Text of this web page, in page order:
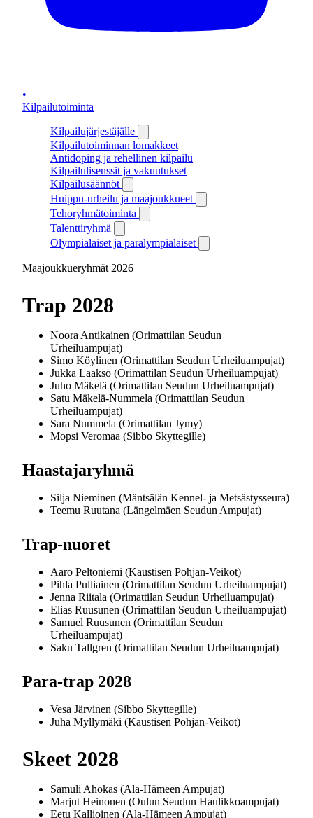
•
Kilpailutoiminta
Kilpailujärjestäjälle
Kilpailutoiminnan lomakkeet
Antidoping ja rehellinen kilpailu
Kilpailulisenssit ja vakuutukset
Kilpailusäännöt
Huippu-urheilu ja maajoukkueet
Tehoryhmätoiminta
Talenttiryhmä
Olympialaiset ja paralympialaiset
Maajoukkueryhmät 2026
Trap 2028
Noora Antikainen (Orimattilan Seudun
Urheiluampujat)
Simo Köylinen (Orimattilan Seudun Urheiluampujat)
Jukka Laakso (Orimattilan Seudun Urheiluampujat)
Juho Mäkelä (Orimattilan Seudun Urheiluampujat)
Satu Mäkelä-Nummela (Orimattilan Seudun
Urheiluampujat)
Sara Nummela (Orimattilan Jymy)
Mopsi Veromaa (Sibbo Skyttegille)
Haastajaryhmä
Silja Nieminen (Mäntsälän Kennel- ja Metsästysseura)
Teemu Ruutana (Längelmäen Seudun Ampujat)
Trap-nuoret
Aaro Peltoniemi (Kaustisen Pohjan-Veikot)
Pihla Pulliainen (Orimattilan Seudun Urheiluampujat)
Jenna Riitala (Orimattilan Seudun Urheiluampujat)
Elias Ruusunen (Orimattilan Seudun Urheiluampujat)
Samuel Ruusunen (Orimattilan Seudun
Urheiluampujat)
Saku Tallgren (Orimattilan Seudun Urheiluampujat)
Para-trap 2028
Vesa Järvinen (Sibbo Skyttegille)
Juha Myllymäki (Kaustisen Pohjan-Veikot)
Skeet 2028
Samuli Ahokas (Ala-Hämeen Ampujat)
Marjut Heinonen (Oulun Seudun Haulikkoampujat)
Eetu Kallioinen (Ala-Hämeen Ampujat)